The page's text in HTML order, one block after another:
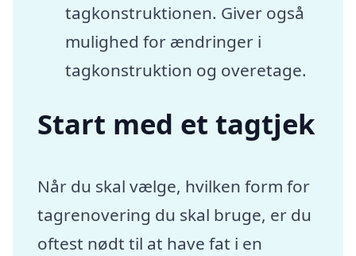
tagkonstruktionen. Giver også
mulighed for ændringer i
tagkonstruktion og overetage.
Start med et tagtjek
Når du skal vælge, hvilken form for
tagrenovering du skal bruge, er du
oftest nødt til at have fat i en